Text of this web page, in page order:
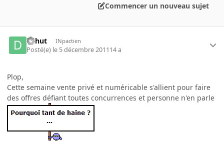
Commencer un nouveau sujet
dahut INpactien
Posté(e) le 5 décembre 201114 a
Plop,
Cette semaine vente privé et numéricable s'allient pour faire
des offres défiant toutes concurrences et personne n'en parle